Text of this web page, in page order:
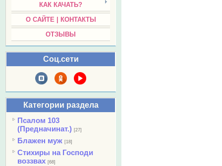
КАК КАЧАТЬ?
О САЙТЕ | КОНТАКТЫ
ОТЗЫВЫ
Соц.сети
Категории раздела
Псалом 103
(Предначинат.) [27]
Блажен муж [18]
Стихиры на Господи
воззвах [68]